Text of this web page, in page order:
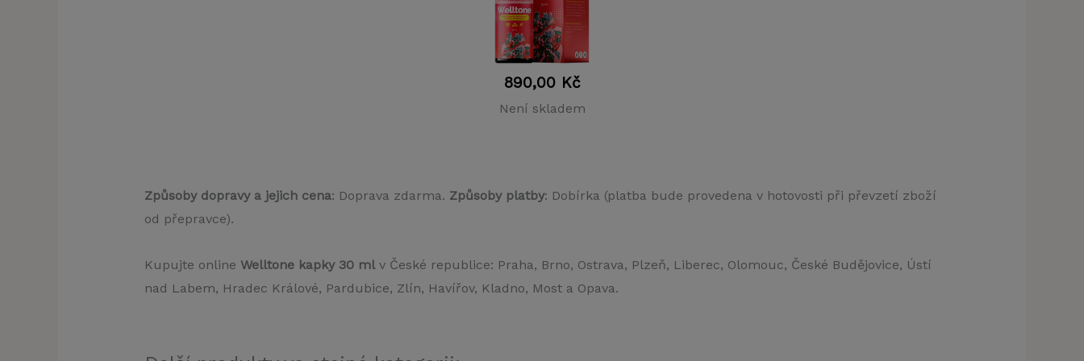
890,00 Kč
Není skladem
Způsoby dopravy a jejich cena: Doprava zdarma. Způsoby platby: Dobírka (platba bude provedena v hotovosti při převzetí zboží
od přepravce).
Kupujte online Welltone kapky 30 mlv České republice: Praha, Brno, Ostrava, Plzeň, Liberec, Olomouc, České Budějovice, Ústí
nad Labem, Hradec Králové, Pardubice, Zlín, Havířov, Kladno, Most a Opava.